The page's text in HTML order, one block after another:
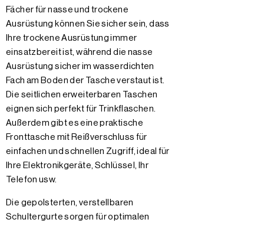
Fächer für nasse und trockene
Ausrüstung können Sie sicher sein, dass
Ihre trockene Ausrüstung immer
einsatzbereit ist, während die nasse
Ausrüstung sicher im wasserdichten
Fach am Boden der Tasche verstaut ist.
Die seitlichen erweiterbaren Taschen
eignen sich perfekt für Trinkflaschen.
Außerdem gibt es eine praktische
Fronttasche mit Reißverschluss für
einfachen und schnellen Zugriff, ideal für
Ihre Elektronikgeräte, Schlüssel, Ihr
Telefon usw.
Die gepolsterten, verstellbaren
Schultergurte sorgen für optimalen